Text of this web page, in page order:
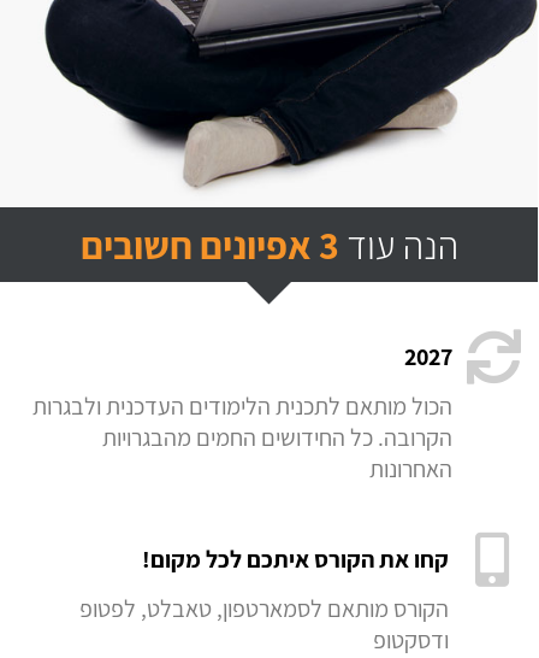
הנה עוד 3 אפיונים חשובים
2027
הכול מותאם לתכנית הלימודים העדכנית ולבגרות
הקרובה. כל החידושים החמים מהבגרויות
האחרונות
קחו את הקורס איתכם לכל מקום!
הקורס מותאם לסמארטפון, טאבלט, לפטופ
ודסקטופ